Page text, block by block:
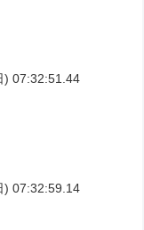
) 07:32:51.44
) 07:32:59.14